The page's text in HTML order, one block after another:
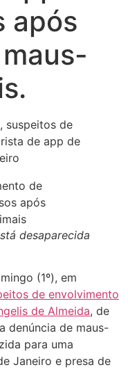
após
suspeitos de
de app de
desaparecida
(1º), em
de envolvimento
de Almeida, de
denúncia de maus-
para uma
Janeiro e presa de